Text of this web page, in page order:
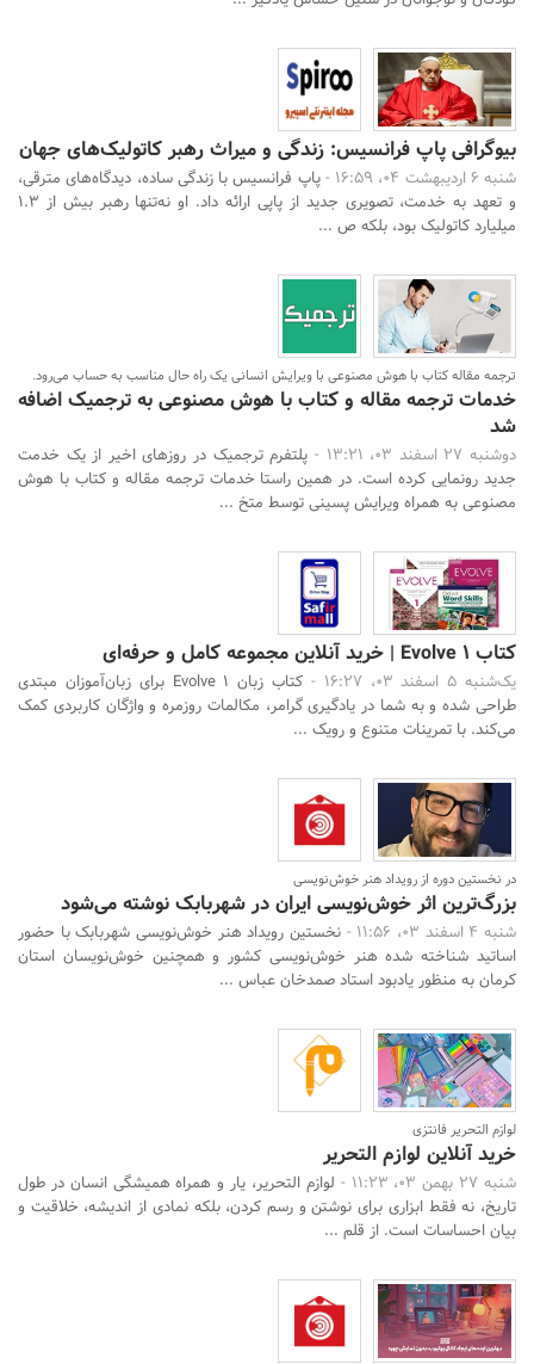
بیوگرافی پاپ فرانسیس: زندگی و میراث رهبر کاتولیک‌های جهان
شنبه 6 اردیبهشت 04، 16:59 -
پاپ فرانسیس با زندگی ساده، دیدگاه‌های مترقی،
و تعهد به خدمت، تصویری جدید از پاپی ارائه داد. او نه‌تنها رهبر بیش از ۱.۳
میلیارد کاتولیک بود، بلکه ص ...
ترجمه مقاله کتاب با هوش مصنوعی با ویرایش انسانی یک راه حال مناسب به حساب می‌رود.
خدمات ترجمه مقاله و کتاب با هوش مصنوعی به ترجمیک اضافه
شد
دوشنبه 27 اسفند 03، 13:21 -
پلتفرم ترجمیک در روزهای اخیر از یک خدمت
جدید رونمایی کرده است. در همین راستا خدمات ترجمه مقاله و کتاب با هوش
مصنوعی به همراه ویرایش پسینی توسط متخ ...
کتاب Evolve 1 | خرید آنلاین مجموعه کامل و حرفه‌ای
یک‌شنبه 5 اسفند 03، 16:27 -
کتاب زبان Evolve 1 برای زبان‌آموزان مبتدی
طراحی شده و به شما در یادگیری گرامر، مکالمات روزمره و واژگان کاربردی کمک
می‌کند. با تمرینات متنوع و رویک ...
در نخستین دوره از رویداد هنر خوش‌نویسی
بزرگ‌ترین اثر خوش‌نویسی ایران در شهربابک نوشته می‌شود
شنبه 4 اسفند 03، 11:56 -
نخستین رویداد هنر خوش‌نویسی شهربابک با حضور
اساتید شناخته شده هنر خوش‌نویسی کشور و همچنین خوش‌نویسان استان
کرمان به منظور یادبود استاد صمدخان عباس ...
لوازم التحریر فانتزی
خرید آنلاین لوازم التحریر
شنبه 27 بهمن 03، 11:23 -
لوازم التحریر، یار و همراه همیشگی انسان در طول
تاریخ، نه فقط ابزاری برای نوشتن و رسم کردن، بلکه نمادی از اندیشه، خلاقیت و
بیان احساسات است. از قلم ...